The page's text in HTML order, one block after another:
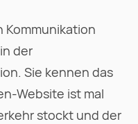
Kommunikation
der
Sie kennen das
Website ist mal
stockt und der